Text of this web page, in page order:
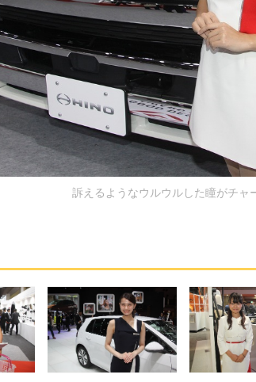
訴えるようなウルウルした瞳がチャ